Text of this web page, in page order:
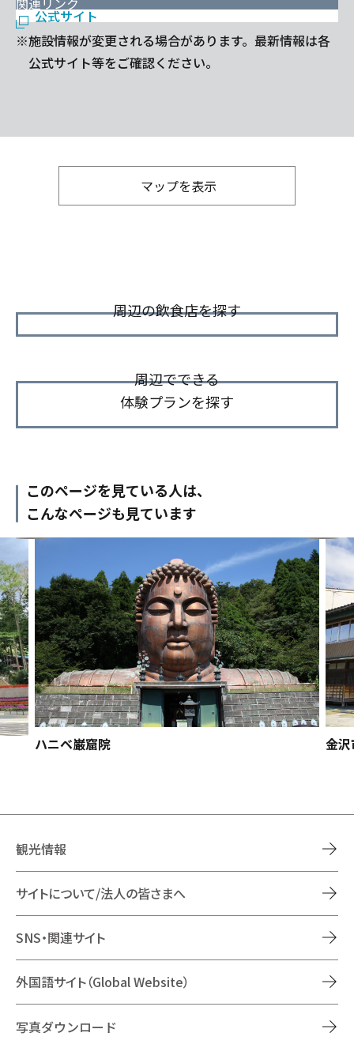
公式サイト
※施設情報が変更される場合があります。最新情報は各
公式サイト等をご確認ください。
マップを表示
周辺の飲食店を探す
周辺でできる
体験プランを探す
このページを見ている人は、
こんなページも見ています
ハニベ巌窟院 金
観光情報
サイトについて/法人の皆さまへ
SNS・関連サイト
外国語サイト（Global Website）
写真ダウンロード